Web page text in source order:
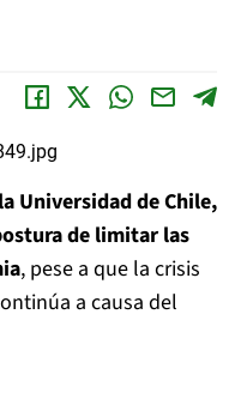
Universidad de Chile,
de limitar las
, pese a que la crisis
a causa del